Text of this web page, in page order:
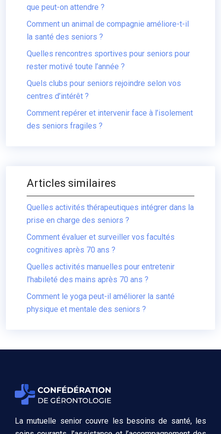
que peut-on attendre ?
Comment un animal de compagnie améliore-t-il
la santé des seniors ?
Quelles rencontres sportives pour seniors pour
rester motivé toute l’année ?
Quels clubs pour seniors rejoindre selon vos
centres d’intérêt ?
Comment repérer et intervenir face à l’isolement
des seniors fragiles ?
Articles similaires
Quelles activités thérapeutiques intégrer dans la
prise en charge des seniors ?
Comment évaluer et surveiller vos facultés
cognitives après 70 ans ?
Quelles activités manuelles pour entretenir
l’habileté des mains après 70 ans ?
Comment le yoga peut-il améliorer la santé
physique et mentale des seniors ?
La mutuelle senior couvre les besoins de santé, les